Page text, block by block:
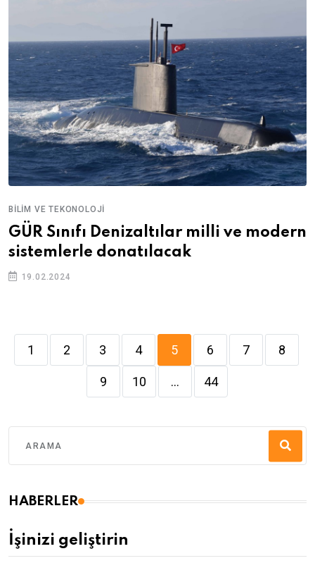
BILIM VE TEKONOLOJI
GÜR Sınıfı Denizaltılar milli ve modern
sistemlerle donatılacak
19.02.2024
1 2 3 4 5 6 7 8
9 10 ... 44
HABERLER
İşinizi geliştirin